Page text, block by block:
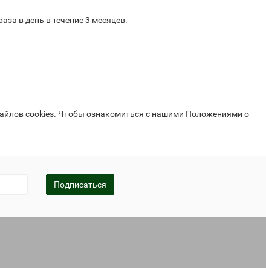
в день в течение 3 месяцев.
cookies. Чтобы ознакомиться с нашими Положениями о
Подписаться